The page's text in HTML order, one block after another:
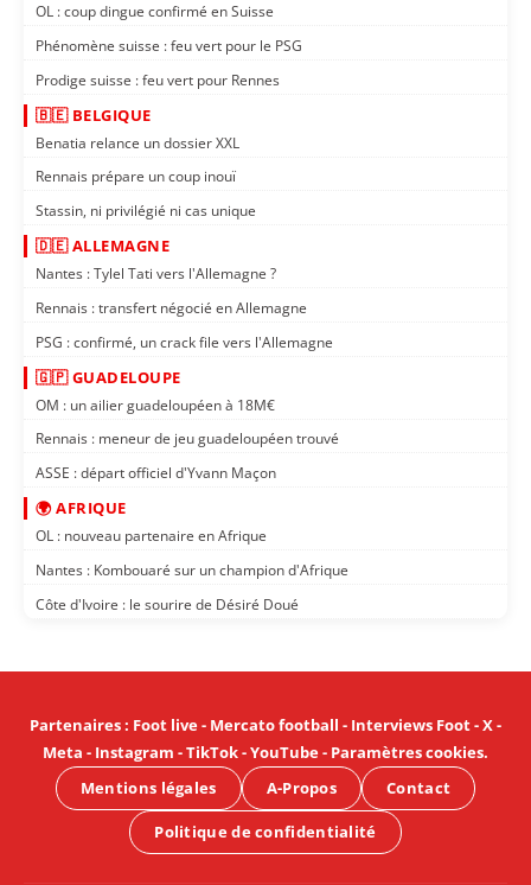
OL : coup dingue confirmé en Suisse
Phénomène suisse : feu vert pour le PSG
Prodige suisse : feu vert pour Rennes
🇧🇪 BELGIQUE
Benatia relance un dossier XXL
Rennais prépare un coup inouï
Stassin, ni privilégié ni cas unique
🇩🇪 ALLEMAGNE
Nantes : Tylel Tati vers l'Allemagne ?
Rennais : transfert négocié en Allemagne
PSG : confirmé, un crack file vers l'Allemagne
🇬🇵 GUADELOUPE
OM : un ailier guadeloupéen à 18M€
Rennais : meneur de jeu guadeloupéen trouvé
ASSE : départ officiel d'Yvann Maçon
🌍 AFRIQUE
OL : nouveau partenaire en Afrique
Nantes : Kombouaré sur un champion d'Afrique
Côte d'Ivoire : le sourire de Désiré Doué
Partenaires: Foot live- Mercato football - Interviews Foot-X-
Meta - Instagram -TikTok-YouTube- Paramètres cookies.
Mentions légales
A-Propos Contact
Politique de confidentialité